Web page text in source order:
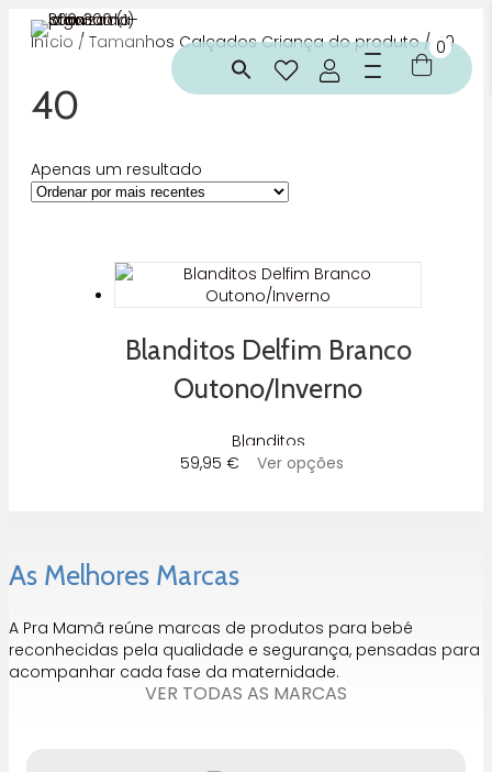
0
Início / Tamanhos Calçados Criança do produto / 40
40
Apenas um resultado
Blanditos Delfim Branco
Outono/Inverno
Blanditos
59,95 € Ver opções
may
be
chosen
As Melhores Marcas
A Pra Mamã reúne marcas de produtos para bebé
reconhecidas pela qualidade e segurança, pensadas para
acompanhar cada fase da maternidade.
VER TODAS AS MARCAS